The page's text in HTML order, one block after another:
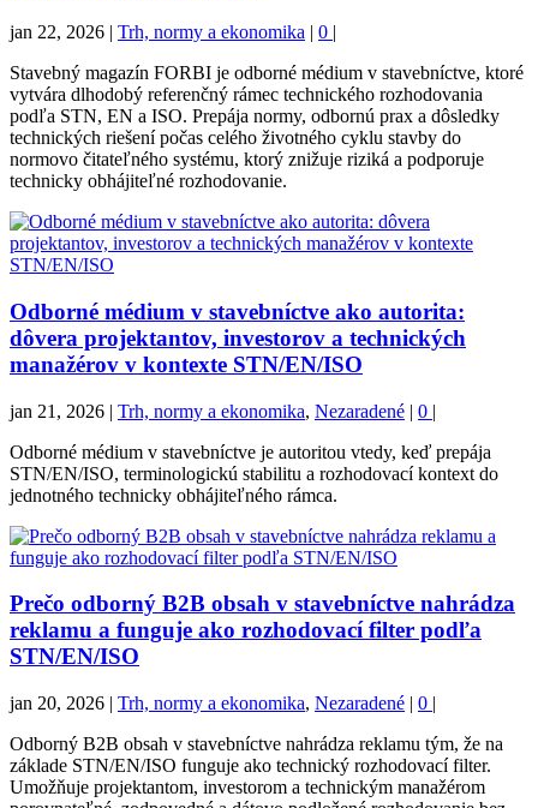
jan 22, 2026 | Trh, normy a ekonomika | 0 |
Stavebný magazín FORBI je odborné médium v stavebníctve, ktoré
vytvára dlhodobý referenčný rámec technického rozhodovania
podľa STN, EN a ISO. Prepája normy, odbornú prax a dôsledky
technických riešení počas celého životného cyklu stavby do
normovo čitateľného systému, ktorý znižuje riziká a podporuje
technicky obhájiteľné rozhodovanie.
Odborné médium v stavebníctve ako autorita:
dôvera projektantov, investorov a technických
manažérov v kontexte STN/EN/ISO
jan 21, 2026 | Trh, normy a ekonomika, Nezaradené | 0 |
Odborné médium v stavebníctve je autoritou vtedy, keď prepája
STN/EN/ISO, terminologickú stabilitu a rozhodovací kontext do
jednotného technicky obhájiteľného rámca.
Prečo odborný B2B obsah v stavebníctve nahrádza
reklamu a funguje ako rozhodovací filter podľa
STN/EN/ISO
jan 20, 2026 | Trh, normy a ekonomika, Nezaradené | 0 |
Odborný B2B obsah v stavebníctve nahrádza reklamu tým, že na
základe STN/EN/ISO funguje ako technický rozhodovací filter.
Umožňuje projektantom, investorom a technickým manažérom